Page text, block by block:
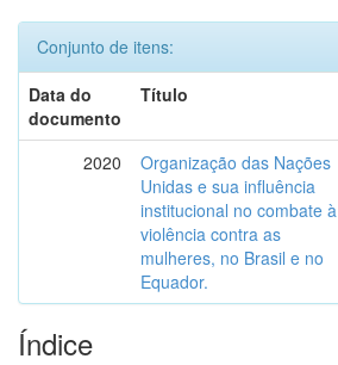
Conjunto de itens:
Data do
documento
Título
2020
Organização das Nações
Unidas e sua influência
institucional no combate à
violência contra as
mulheres, no Brasil e no
Equador.
Índice